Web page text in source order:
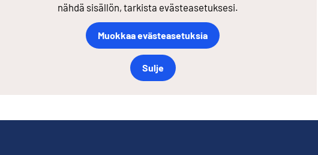
nähdä sisällön, tarkista evästeasetuksesi.
Muokkaa evästeasetuksia
Sulje